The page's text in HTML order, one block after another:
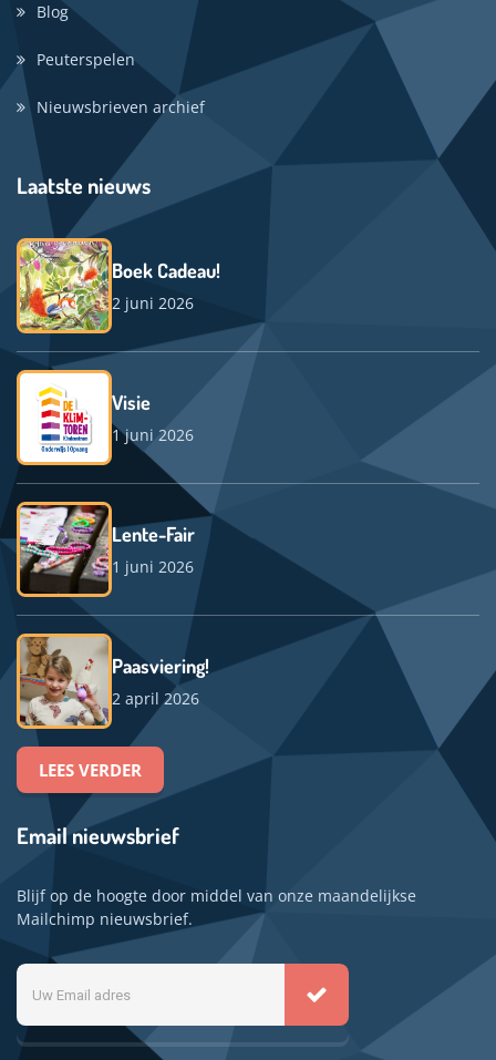
Blog
Peuterspelen
Nieuwsbrieven archief
Laatste nieuws
Boek Cadeau!
2 juni 2026
Visie
1 juni 2026
Lente-Fair
1 juni 2026
Paasviering!
2 april 2026
LEES VERDER
Email nieuwsbrief
Blijf op de hoogte door middel van onze maandelijkse
Mailchimp nieuwsbrief.
Uw
Email
adres